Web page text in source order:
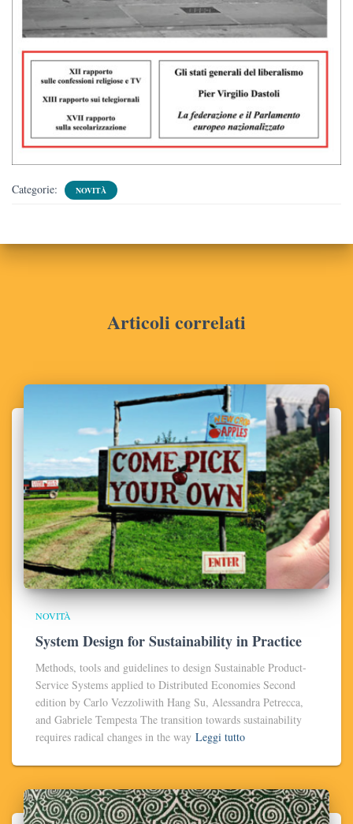
Categorie: NOVITÀ
Articoli correlati
NOVITÀ
System Design for Sustainability in Practice
Methods, tools and guidelines to design Sustainable Product-
Service Systems applied to Distributed Economies Second
edition by Carlo Vezzoliwith Hang Su, Alessandra Petrecca,
and Gabriele Tempesta The transition towards sustainability
requires radical changes in the way Leggi tutto